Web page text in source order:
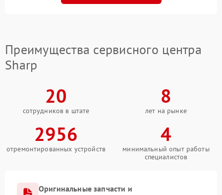
Преимущества сервисного центра
Sharp
20
сотрудников в штате
8
лет на рынке
2956
отремонтированных устройств
4
минимальный опыт работы
специалистов
Оригинальные запчасти и